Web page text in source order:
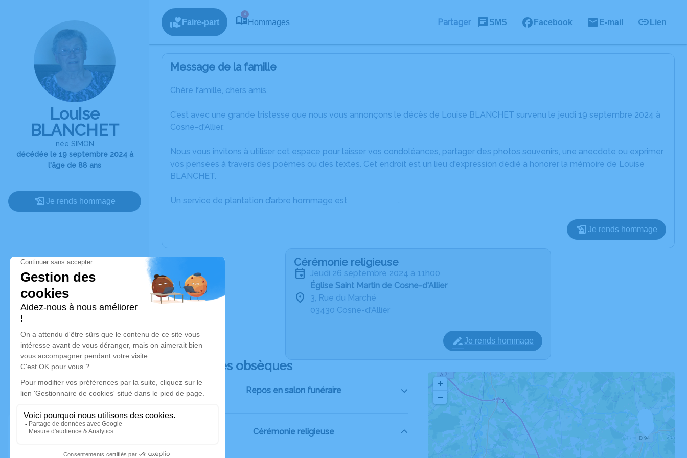
Louise
BLANCHET
née SIMON
décédée le 19 septembre 2024 à
l'âge de 88 ans
Je rends hommage
Faire-part
4
Hommages Partager SMS Facebook E-mail Lien
Message de la famille
Chère famille, chers amis,
C’est avec une grande tristesse que nous vous annonçons le décès de Louise BLANCHET survenu le jeudi 19 septembre 2024 à
Cosne-d'Allier.
Nous vous invitons à utiliser cet espace pour laisser vos condoléances, partager des photos souvenirs, une anecdote ou exprimer
vos pensées à travers des poèmes ou des textes. Cet endroit est un lieu d'expression dédié à honorer la mémoire de Louise
BLANCHET.
Un service de plantation d’arbre hommage est .
Je rends hommage
Cérémonie religieuse
jeudi 26 septembre 2024 à 11h00
Église Saint Martin de Cosne-d'Allier
3, Rue du Marché
03430 Cosne-d'Allier
Je rends hommage
Déroulé des obsèques
Repos en salon funéraire
Cérémonie religieuse
+
−